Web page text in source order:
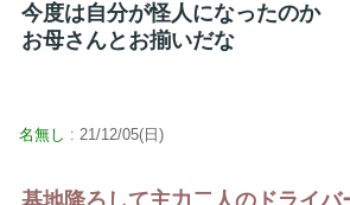
今度は自分が怪人になったのか
お母さんとお揃いだな
名無し : 21/12/05(日)